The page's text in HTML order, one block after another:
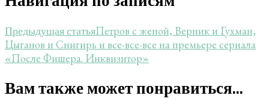
Предыдущая статьяПетров с женой, Верник и Гухман,
Цыганов и Снигирь и все-все-все на премьере сериала
«После Фишера. Инквизитор»
Вам также может понравиться...